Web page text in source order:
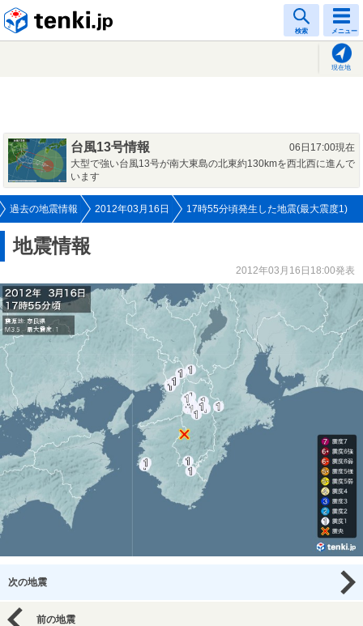
検索 メニュー
現在地
台風13号情報
06日17:00現在
大型で強い台風13号が南大東島の北東約130kmを西北西に進んで
います
過去の地震情報 2012年03月16日 17時55分頃発生した地震(最大震度1)
地震情報
2012年03月16日18:00発表
次の地震
前の地震